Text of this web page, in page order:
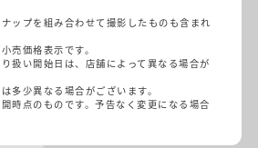
ップを組み合わせて撮影したものも含まれ
売価格表示です。
扱い開始日は、店舗によって異なる場合が
多少異なる場合がございます。
時点のものです。予告なく変更になる場合